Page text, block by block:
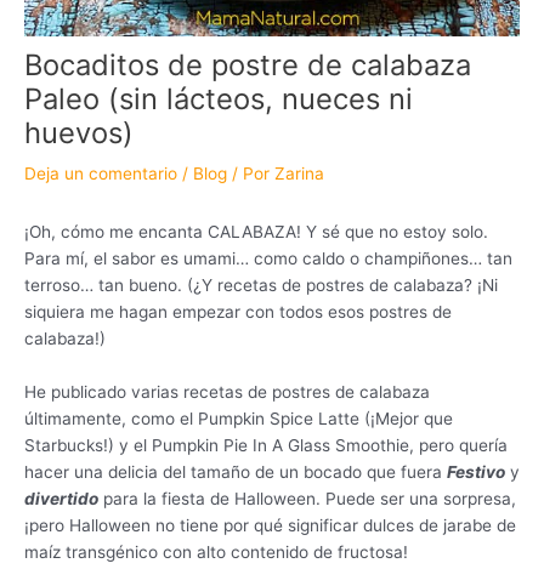
Bocaditos de postre de calabaza
Paleo (sin lácteos, nueces ni
huevos)
Deja un comentario / Blog / Por Zarina
¡Oh, cómo me encanta CALABAZA! Y sé que no estoy solo.
Para mí, el sabor es umami… como caldo o champiñones… tan
terroso… tan bueno. (¿Y recetas de postres de calabaza? ¡Ni
siquiera me hagan empezar con todos esos postres de
calabaza!)
He publicado varias recetas de postres de calabaza
últimamente, como el Pumpkin Spice Latte (¡Mejor que
Starbucks!) y el Pumpkin Pie In A Glass Smoothie, pero quería
hacer una delicia del tamaño de un bocado que fuera Festivo y
divertido para la fiesta de Halloween. Puede ser una sorpresa,
¡pero Halloween no tiene por qué significar dulces de jarabe de
maíz transgénico con alto contenido de fructosa!